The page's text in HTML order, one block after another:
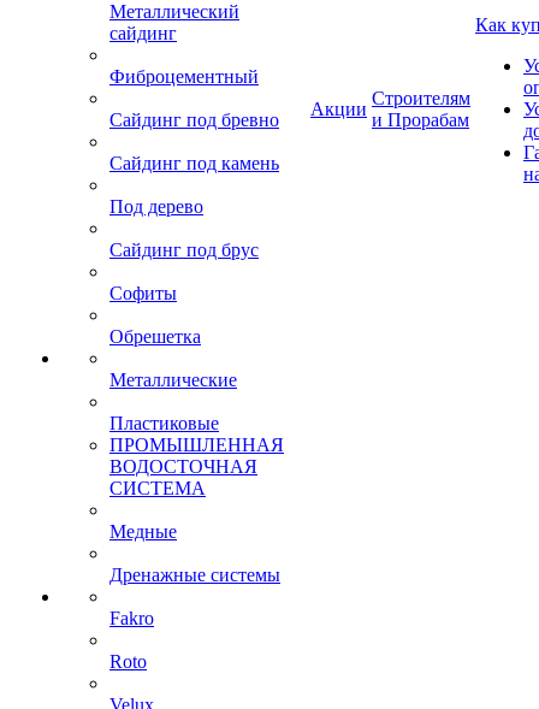
Металлический
сайдинг
Фиброцементный
Сайдинг под бревно
Сайдинг под камень
Под дерево
Сайдинг под брус
Софиты
Обрешетка
Металлические
Пластиковые
ПРОМЫШЛЕННАЯ
ВОДОСТОЧНАЯ
СИСТЕМА
Медные
Дренажные системы
Fakro
Roto
Velux
Акции
Строителям
и Прорабам
Как